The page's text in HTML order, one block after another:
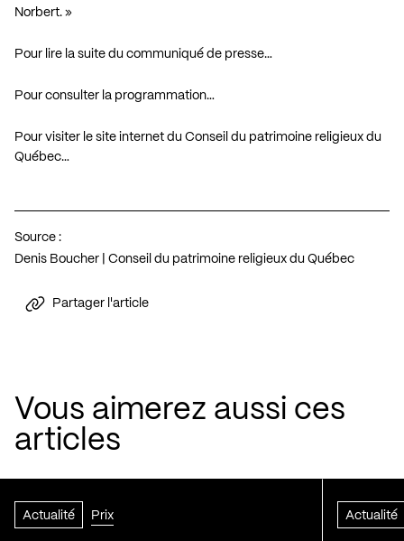
Norbert. »
Pour lire la suite du communiqué de presse…
Pour consulter la programmation…
Pour visiter le site internet du Conseil du patrimoine religieux du
Québec…
Source :
Denis Boucher | Conseil du patrimoine religieux du Québec
Partager l'article
Vous aimerez aussi ces
articles
Actualité Prix Actualité